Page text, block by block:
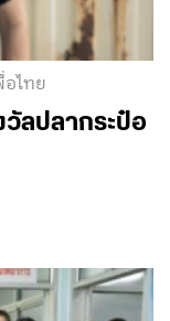
ไทย
ลปลากระป๋อ